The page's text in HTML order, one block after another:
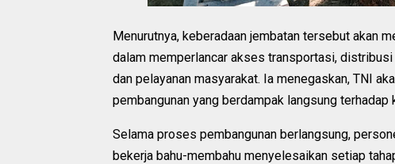
Menurutnya, keberadaan jembatan tersebut akan
dalam memperlancar akses transportasi,
dan pelayanan masyarakat. Ia menegaskan, TNI
pembangunan yang berdampak langsung terhadap
Selama proses pembangunan berlangsung,
bekerja bahu-membahu menyelesaikan setiap